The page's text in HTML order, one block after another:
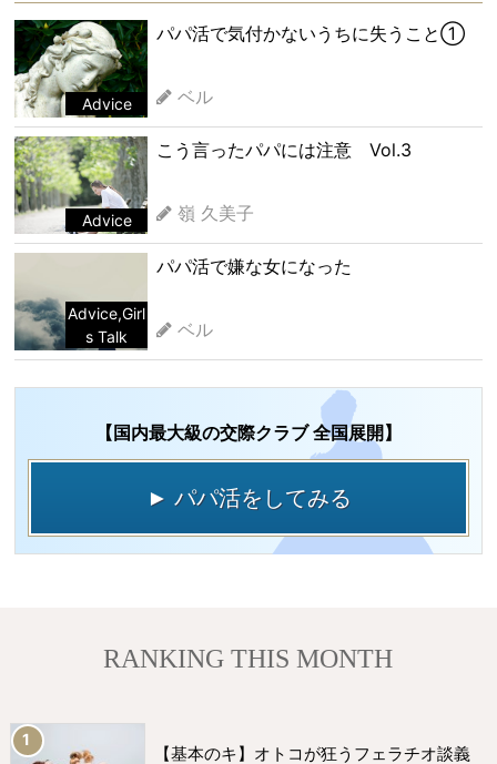
Advice
パパ活で気付かないうちに失うこと①
ベル
Advice
こう言ったパパには注意 Vol.3
嶺 久美子
Advice,Girl
s Talk
パパ活で嫌な女になった
ベル
【国内最大級の交際クラブ 全国展開】
► パパ活をしてみる
RANKING THIS MONTH
【基本のキ】オトコが狂うフェラチオ談義